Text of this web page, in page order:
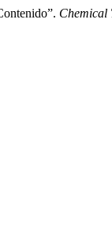
Chemical